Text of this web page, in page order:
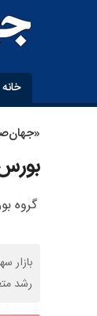
خانه
گروه
بازار
رشد